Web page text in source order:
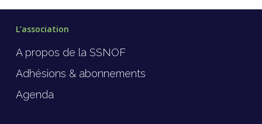
L’association
A propos de la SSNOF
Adhésions & abonnements
Agenda